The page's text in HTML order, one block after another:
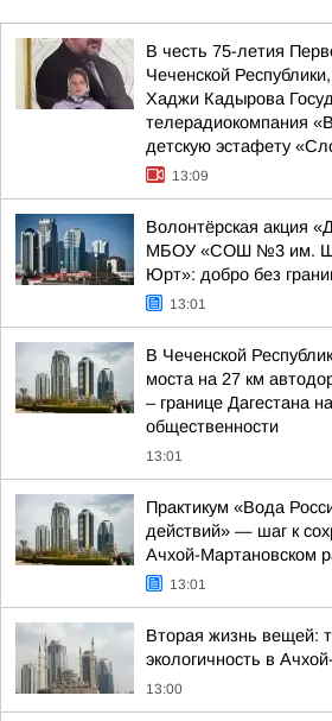
В честь 75-летия
Чеченской
Хаджи Кадырова
телерадиокомпания
детскую эстафету
13:09
Волонтёрская акция
МБОУ «СОШ №3 им.
Юрт»: добро без
13:01
В Чеченской
моста на 27 км
– границе Дагестана
общественности
13:01
Практикум «Вода
действий» — шаг к
Ачхой-Мартановском
13:01
Вторая жизнь вещей:
экологичность в
13:00